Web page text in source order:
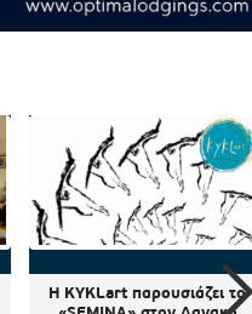
Η KYKLart παρουσιάζει το